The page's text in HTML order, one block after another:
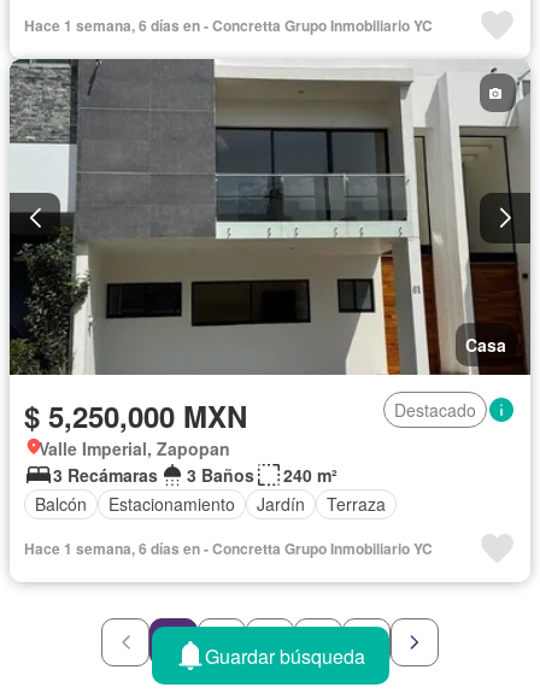
Hace 1 semana, 6 días en - Concretta Grupo Inmobiliario YC
Casa
$ 5,250,000 MXN
Destacado
Valle Imperial, Zapopan
3 Recámaras
3 Baños
240 m²
Balcón
Estacionamiento Jardín Terraza
Hace 1 semana, 6 días en - Concretta Grupo Inmobiliario YC
Guardar búsqueda